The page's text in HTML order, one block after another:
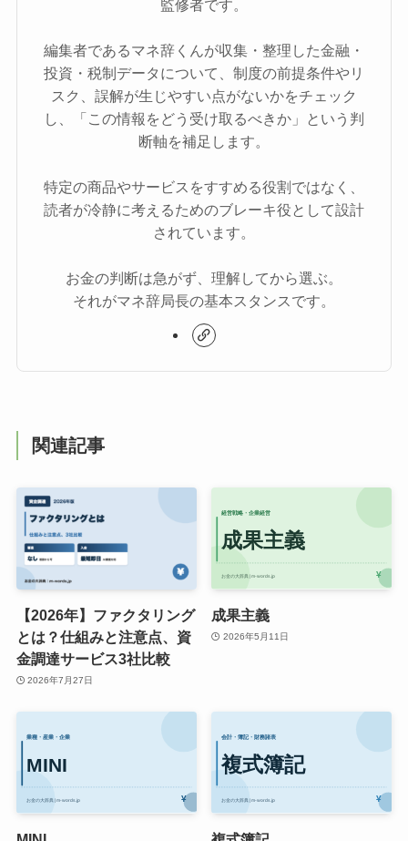
監修者です。
編集者であるマネ辞くんが収集・整理した金融・
投資・税制データについて、制度の前提条件やリ
スク、誤解が生じやすい点がないかをチェック
し、「この情報をどう受け取るべきか」という判
断軸を補足します。
特定の商品やサービスをすすめる役割ではなく、
読者が冷静に考えるためのブレーキ役として設計
されています。
お金の判断は急がず、理解してから選ぶ。
それがマネ辞局長の基本スタンスです。
関連記事
【2026年】ファクタリング
とは？仕組みと注意点、資
金調達サービス3社比較
2026年7月27日
成果主義
2026年5月11日